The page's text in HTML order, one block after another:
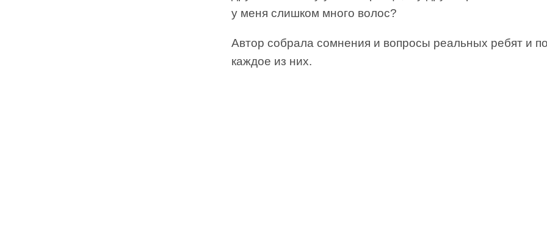
у меня слишком много волос?
Автор собрала сомнения и вопросы реальных ребят и
каждое из них.